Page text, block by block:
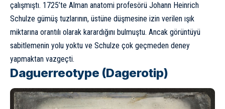
çalışmıştı. 1725’te Alman anatomi profesörü Johann Heinrich
Schulze gümüş tuzlarının, üstüne düşmesine izin verilen ışık
miktarına orantılı olarak karardığını bulmuştu. Ancak görüntüyü
sabitlemenin yolu yoktu ve Schulze çok geçmeden deney
yapmaktan vazgeçti.
Daguerreotype (Dagerotip)